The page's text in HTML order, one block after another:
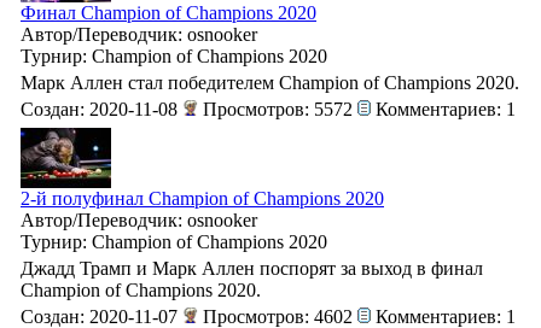
Финал Champion of Champions 2020
Автор/Переводчик: osnooker
Турнир: Champion of Champions 2020
Марк Аллен стал победителем Champion of Champions 2020.
Создан: 2020-11-08
Просмотров: 5572 Комментариев: 1
2-й полуфинал Champion of Champions 2020
Автор/Переводчик: osnooker
Турнир: Champion of Champions 2020
Джадд Трамп и Марк Аллен поспорят за выход в финал
Champion of Champions 2020.
Создан: 2020-11-07
Просмотров: 4602 Комментариев: 1